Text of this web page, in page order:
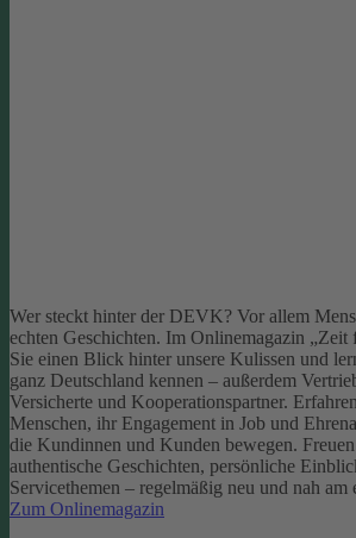
Wer steckt hinter der DEVK? Vor allem
echten Geschichten. Im Onlinemagazin „Zeit
Sie einen Blick hinter unsere Kulissen und
ganz Deutschland kennen – außerdem
Versicherte und Kooperationspartner.
Menschen, ihr Engagement in Job und
die Kundinnen und Kunden bewegen.
authentische Geschichten, persönliche
Servicethemen – regelmäßig neu und nah am
Zum Onlinemagazin